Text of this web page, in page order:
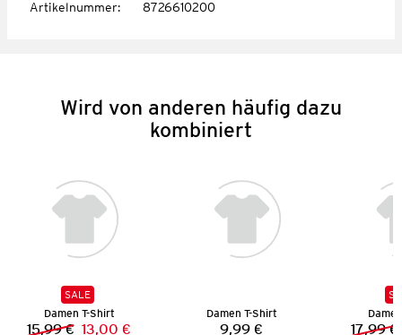
Artikelnummer: 8726610200
Wird von anderen häufig dazu
kombiniert
SALE
Damen T-Shirt
15,99 € 13,00 €
Damen T-Shirt
9,99 € 17,99 €